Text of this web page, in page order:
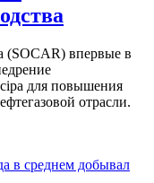
(SOCAR) впервые в
для повышения
отрасли.